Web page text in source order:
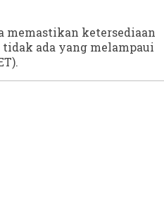
memastikan ketersediaan
ada yang melampaui